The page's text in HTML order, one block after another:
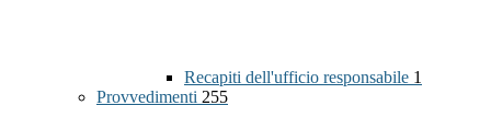
Recapiti dell'ufficio responsabile 1
Provvedimenti 255